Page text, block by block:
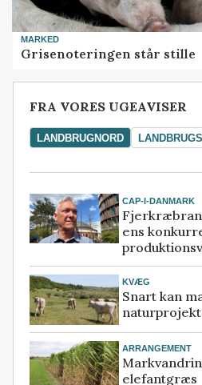
MARKED
Grisenoteringen står stille
FRA VORES UGEAVISER
LANDBRUGNORD
CAP-I-DANMARK
ens
KVÆG
Snart kan
ARRANGEMENT
elefantgræs